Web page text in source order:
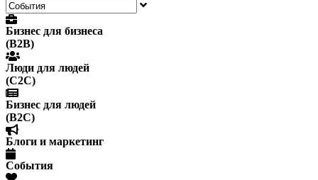
Бизнес для бизнеса
(B2B)
Люди для людей
(С2С)
Бизнес для людей
(B2C)
Блоги и маркетинг
События